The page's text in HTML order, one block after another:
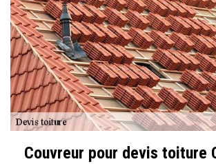
Couvreur pour devis toiture